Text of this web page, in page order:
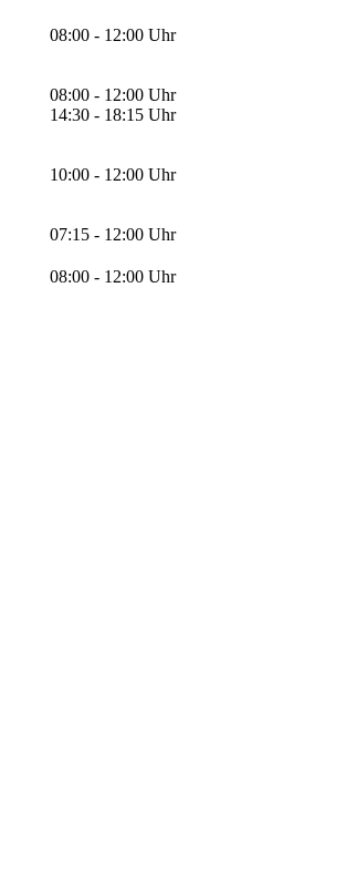
08:00 - 12:00 Uhr
08:00 - 12:00 Uhr
14:30 - 18:15 Uhr
10:00 - 12:00 Uhr
07:15 - 12:00 Uhr
08:00 - 12:00 Uhr